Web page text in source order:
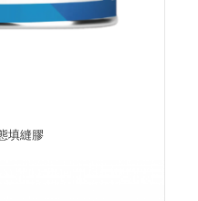
填縫膠